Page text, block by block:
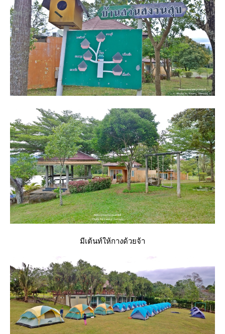
มีเต้นท์ให้กางด้วยจ้า